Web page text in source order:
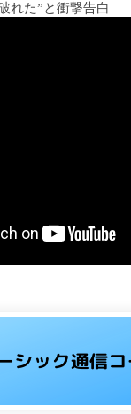
れた”と衝撃告白